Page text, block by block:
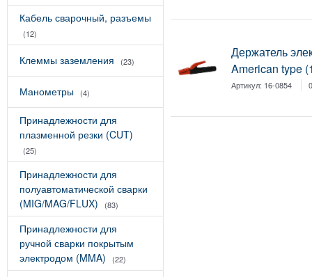
Кабель сварочный, разъемы
(12)
Клеммы заземления (23)
Манометры (4)
Принадлежности для
плазменной резки (CUT)
(25)
Принадлежности для
полуавтоматической сварки
(MIG/MAG/FLUX)
(83)
Принадлежности для
ручной сварки покрытым
электродом (MMA)
(22)
Держатель
American type
Артикул: 16-0854